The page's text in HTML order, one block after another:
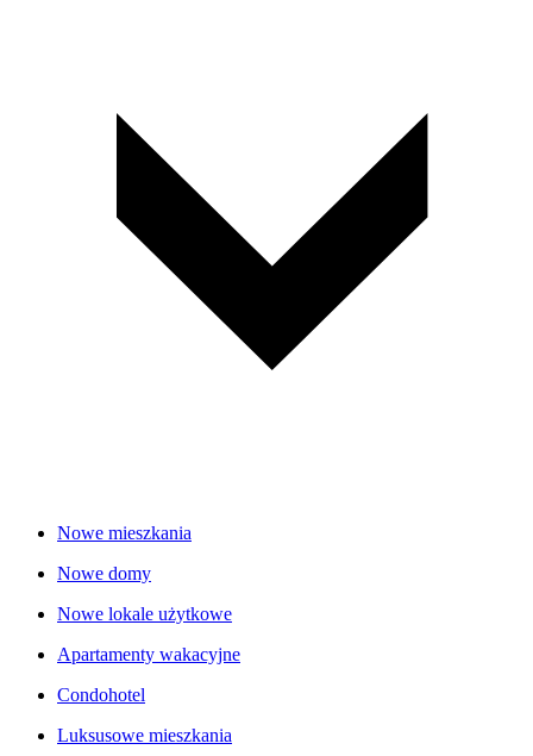
Nowe mieszkania
Nowe domy
Nowe lokale użytkowe
Apartamenty wakacyjne
Condohotel
Luksusowe mieszkania